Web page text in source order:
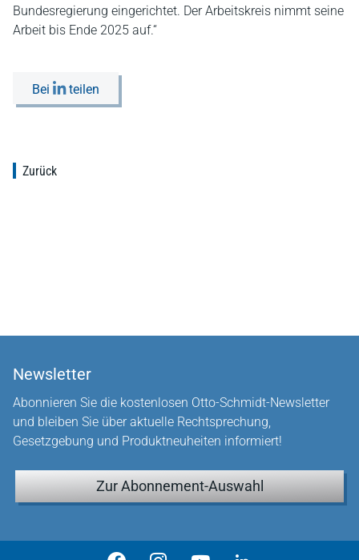
Bundesregierung eingerichtet. Der Arbeitskreis nimmt seine
Arbeit bis Ende 2025 auf.“
Bei teilen
Zurück
Newsletter
Abonnieren Sie die kostenlosen Otto-Schmidt-Newsletter
und bleiben Sie über aktuelle Rechtsprechung,
Gesetzgebung und Produktneuheiten informiert!
Zur Abonnement-Auswahl